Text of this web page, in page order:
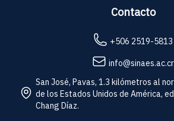
Contacto
+506 2519-5813
info@sinaes.ac.cr
San José, Pavas, 1.3 kilómetros al
de los Estados Unidos de América,
Chang Díaz.